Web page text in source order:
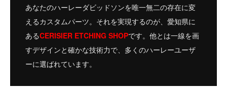
あなたのハーレーダビッドソンを唯一無二の存在に変
えるカスタムパーツ。それを実現するのが、愛知県に
あるCERISIER ETCHING SHOPです。他とは一線を画
すデザインと確かな技術力で、多くのハーレーユーザ
ーに選ばれています。